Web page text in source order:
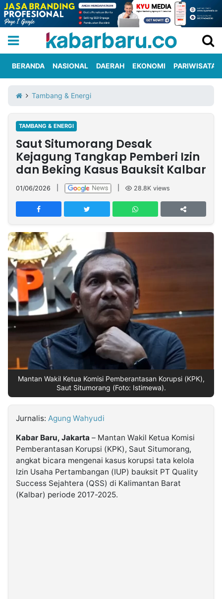
Iklan
Berita
Kami
Nasional
International
Olahraga
Entertainment
Daerah
Pariwisata
Kuliner
Kolom
Network
PT
TREETAN
INDONESIA
Partner
Insight
NTB
Suara
Time
Lens
IDN
Daily
Jogja
Jalan
Rakyat
Idealita
News
Kita
Notice
Dinamikapost.com
Radar
Baru
Seedbacklink
Follow
Kabarbaru.co
2026
BERANDA NASIONAL DAERAH EKONOMI PARIWISATA
Tambang & Energi
TAMBANG & ENERGI
Saut Situmorang Desak
Kejagung Tangkap Pemberi Izin
dan Beking Kasus Bauksit Kalbar
01/06/2026 28.8K views
Mantan Wakil Ketua Komisi Pemberantasan Korupsi (KPK),
Saut Situmorang (Foto: Istimewa).
Jurnalis: Agung Wahyudi
Kabar Baru, Jakarta – Mantan Wakil Ketua Komisi
Pemberantasan Korupsi (KPK), Saut Situmorang,
angkat bicara mengenai kasus korupsi tata kelola
Izin Usaha Pertambangan (IUP) bauksit PT Quality
Success Sejahtera (QSS) di Kalimantan Barat
(Kalbar) periode 2017-2025.